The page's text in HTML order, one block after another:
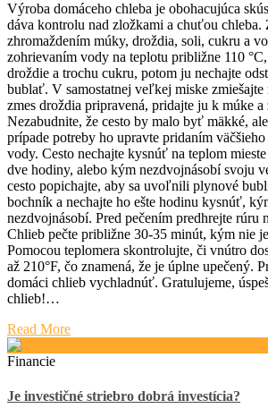
Výroba domáceho chleba je obohacujúca
dáva kontrolu nad zložkami a chuťou chleba.
zhromaždením múky, droždia, soli, cukru a
zohrievaním vody na teplotu približne 110
droždie a trochu cukru, potom ju nechajte
bublať. V samostatnej veľkej miske
zmes droždia pripravená, pridajte ju k múke
Nezabudnite, že cesto by malo byť mäkké,
prípade potreby ho upravte pridaním
vody. Cesto nechajte kysnúť na teplom
dve hodiny, alebo kým nezdvojnásobí svoju
cesto popichajte, aby sa uvoľnili plynové
bochník a nechajte ho ešte hodinu kysnúť,
nezdvojnásobí. Pred pečením predhrejte rúru
Chlieb pečte približne 30-35 minút, kým nie
Pomocou teplomera skontrolujte, či vnútro
až 210°F, čo znamená, že je úplne upečený.
domáci chlieb vychladnúť. Gratulujeme,
chlieb!…
Read More
Financie
Je investičné striebro dobrá investícia?